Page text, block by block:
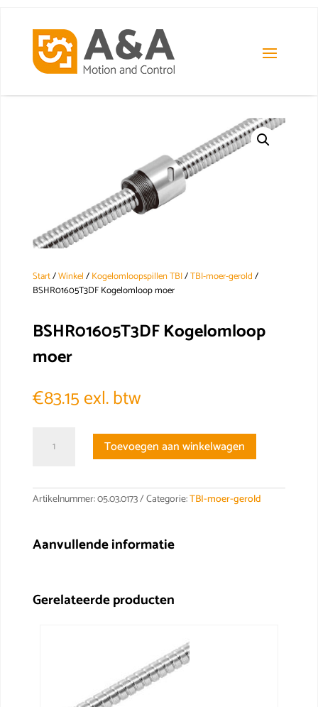
Start/Winkel/Kogelomloopspillen TBI/TBI-moer-gerold/
BSHR01605T3DF Kogelomloop moer
BSHR01605T3DF Kogelomloop
moer
€83.15exl. btw
BSHR01605T3DF
Kogelomloop
Toevoegen aan winkelwagen
Artikelnummer:05.03.0173 Categorie:TBI-moer-gerold
Aanvullende informatie
Gerelateerde producten